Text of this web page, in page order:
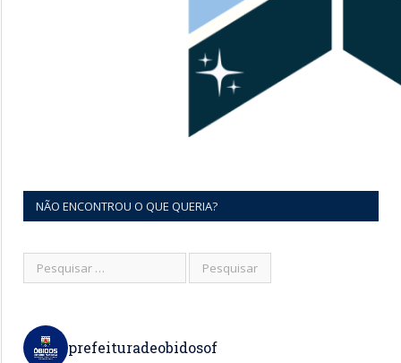
NÃO ENCONTROU O QUE QUERIA?
prefeituradeobidosof